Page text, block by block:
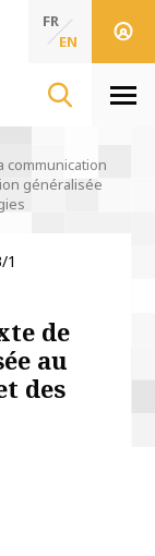
& de
de
FR
EN
communication
généralisée
1
de
au
des